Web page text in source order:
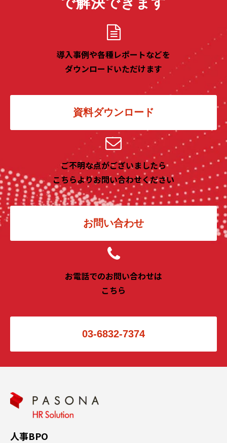
導入事例や各種レポートなどを
ダウンロードいただけます
資料ダウンロード
ご不明な点がございましたら
こちらよりお問い合わせください
お問い合わせ
お電話でのお問い合わせは
こちら
03-6832-7374
人事BPO